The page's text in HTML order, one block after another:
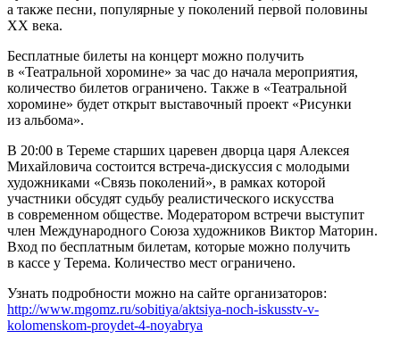
а также песни, популярные у поколений первой половины
XX века.
Бесплатные билеты на концерт можно получить
в «Театральной хоромине» за час до начала мероприятия,
количество билетов ограничено. Также в «Театральной
хоромине» будет открыт выставочный проект «Рисунки
из альбома».
В 20:00 в Тереме старших царевен дворца царя Алексея
Михайловича состоится встреча-дискуссия с молодыми
художниками «Связь поколений», в рамках которой
участники обсудят судьбу реалистического искусства
в современном обществе. Модератором встречи выступит
член Международного Союза художников Виктор Маторин.
Вход по бесплатным билетам, которые можно получить
в кассе у Терема. Количество мест ограничено.
Узнать подробности можно на сайте организаторов:
http://www.mgomz.ru/sobitiya/aktsiya-noch-iskusstv-v-
kolomenskom-proydet-4-noyabrya